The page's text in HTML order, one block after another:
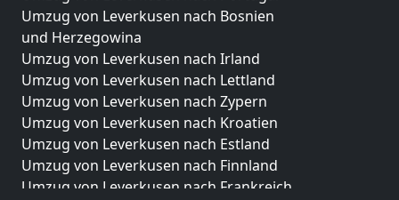
Umzug von Leverkusen nach Bosnien
und Herzegowina
Umzug von Leverkusen nach Irland
Umzug von Leverkusen nach Lettland
Umzug von Leverkusen nach Zypern
Umzug von Leverkusen nach Kroatien
Umzug von Leverkusen nach Estland
Umzug von Leverkusen nach Finnland
Umzug von Leverkusen nach Frankreich